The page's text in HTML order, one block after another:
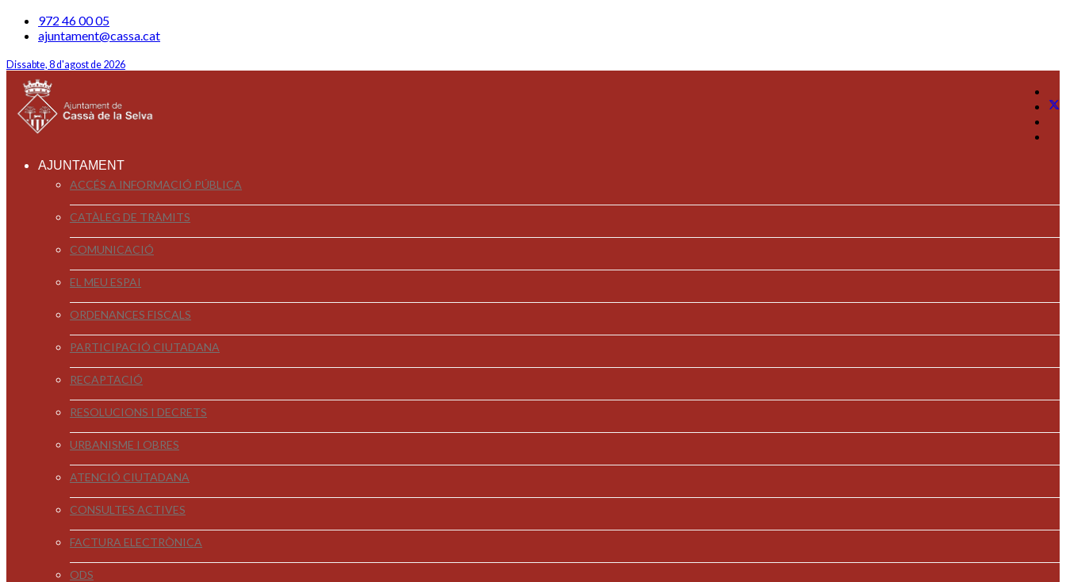
972 46 00 05
ajuntament@cassa.cat
Dissabte, 8 d'agost de 2026
AJUNTAMENT
ACCÉS A INFORMACIÓ PÚBLICA
CATÀLEG DE TRÀMITS
COMUNICACIÓ
EL MEU ESPAI
ORDENANCES FISCALS
PARTICIPACIÓ CIUTADANA
RECAPTACIÓ
RESOLUCIONS I DECRETS
URBANISME I OBRES
ATENCIÓ CIUTADANA
CONSULTES ACTIVES
FACTURA ELECTRÒNICA
ODS